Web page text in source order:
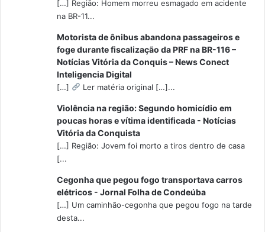
[…] Região: Homem morreu esmagado em acidente
na BR-11...
Motorista de ônibus abandona passageiros e
foge durante fiscalização da PRF na BR-116 –
Notícias Vitória da Conquis – News Conect
Inteligencia Digital
[…] Ler matéria original […]...
Violência na região: Segundo homicídio em
poucas horas e vítima identificada - Notícias
Vitória da Conquista
[…] Região: Jovem foi morto a tiros dentro de casa
[...
Cegonha que pegou fogo transportava carros
elétricos - Jornal Folha de Condeúba
[…] Um caminhão-cegonha que pegou fogo na tarde
desta...